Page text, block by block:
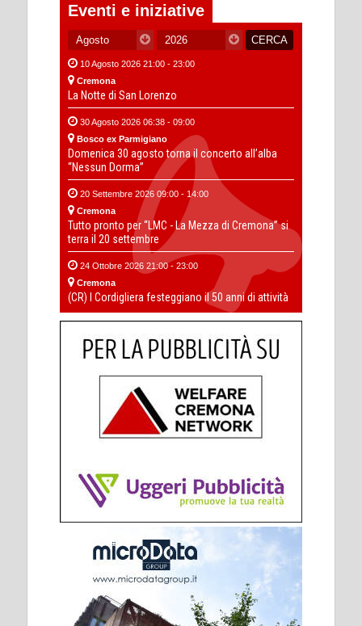
Eventi e iniziative
10 Agosto 2026 21:00 - 23:00
Cremona
La Notte di San Lorenzo
30 Agosto 2026 06:38 - 09:00
Bosco ex Parmigiano
Domenica 30 agosto torna il concerto all’alba
“Nessun Dorma”
20 Settembre 2026 09:00 - 14:00
Cremona
Tutto pronto per “LMC - La Mezza di Cremona” si
terra il 20 settembre
24 Ottobre 2026 21:00 - 23:00
Cremona
(CR) I Cordigliera festeggiano il 50 anni di attività